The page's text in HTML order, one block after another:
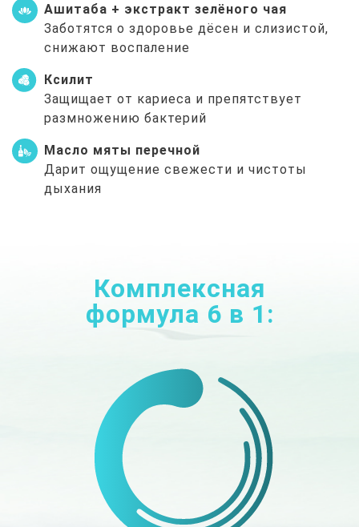
Ашитаба + экстракт зелёного чая
Заботятся о здоровье дёсен и слизистой,
снижают воспаление
Ксилит
Защищает от кариеса и препятствует
размножению бактерий
Масло мяты перечной
Дарит ощущение свежести и чистоты
дыхания
Комплексная
формула 6 в 1: